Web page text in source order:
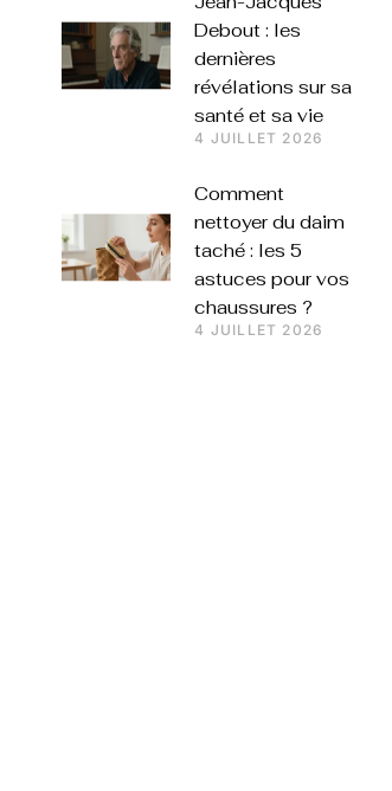
Debout : les
dernières
révélations sur sa
santé et sa vie
4 JUILLET 2026
Comment
nettoyer du daim
taché : les 5
astuces pour vos
chaussures ?
4 JUILLET 2026